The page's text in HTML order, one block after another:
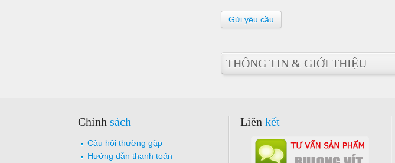
Gửi yêu cầu
THÔNG TIN & GIỚI THIỆU
Chính sách
Câu hỏi thường gặp
Hướng dẫn thanh toán
Liên kết